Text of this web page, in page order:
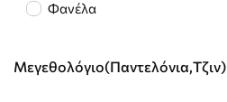
Φανέλα
Μεγεθολόγιο(Παντελόνια,Τζιν)